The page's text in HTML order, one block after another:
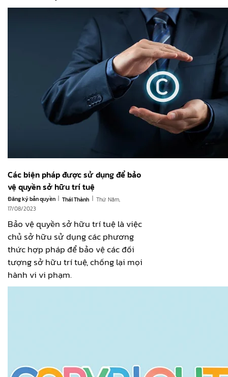
Các biện pháp được sử dụng để bảo
vệ quyền sở hữu trí tuệ
Đăng ký bản quyền | Thái Thành | Thứ Năm,
17/08/2023
Bảo vệ quyền sở hữu trí tuệ là việc
chủ sở hữu sử dụng các phương
thức hợp pháp để bảo vệ các đối
tượng sở hữu trí tuệ, chống lại mọi
hành vi vi phạm.